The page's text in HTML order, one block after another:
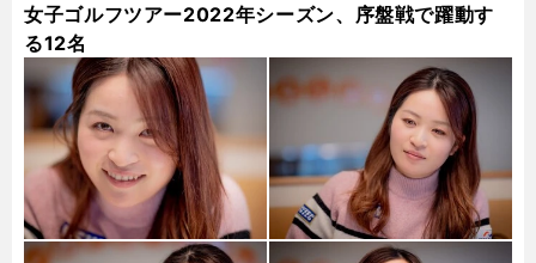
女子ゴルフツアー2022年シーズン、序盤戦で躍動す
る12名